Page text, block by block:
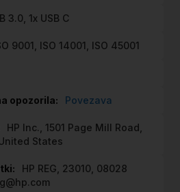
3.0, 1x USB C
9001, ISO 14001, ISO 45001
Povezava
HP Inc., 1501 Page Mill Road,
States
HP REG, 23010, 08028